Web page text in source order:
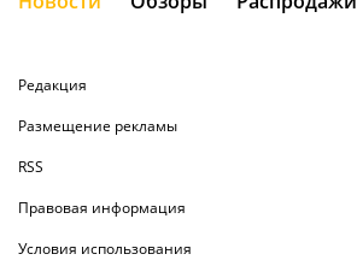
Редакция
Размещение рекламы
RSS
Правовая информация
Условия использования